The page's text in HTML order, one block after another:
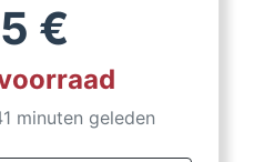
€
minuten geleden